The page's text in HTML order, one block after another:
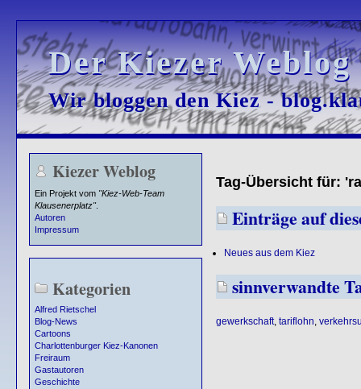
Der Kiezer
Der Kiezer
Wir bloggen den Kiez -
Wir bloggen den Kiez -
Kiezer Weblog
Ein Projekt vom "Kiez-Web-Team
Klausenerplatz".
Autoren
Impressum
Kategorien
Alfred Rietschel
Blog-News
Cartoons
Charlottenburger Kiez-Kanonen
Freiraum
Gastautoren
Geschichte
Tag-Übersicht für:
Einträge auf
Neues aus dem Kiez
sinnverwandte
gewerkschaft, tariflohn